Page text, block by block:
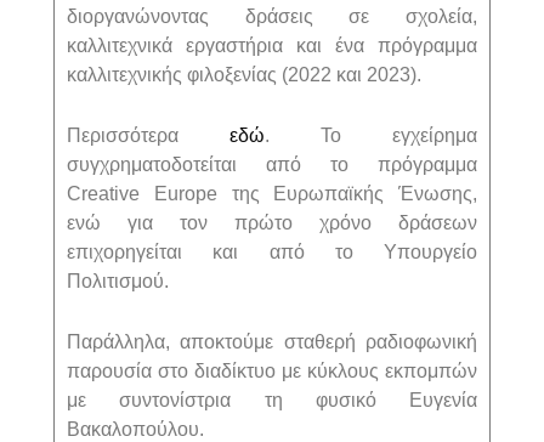
διοργανώνοντας δράσεις σε σχολεία,
καλλιτεχνικά εργαστήρια και ένα πρόγραμμα
καλλιτεχνικής φιλοξενίας (2022 και 2023).
Περισσότεραεδώ. Το εγχείρημα
συγχρηματοδοτείται από το πρόγραμμα
Creative Europe της Ευρωπαϊκής Ένωσης,
ενώ για τον πρώτο χρόνο δράσεων
επιχορηγείται και από το Υπουργείο
Πολιτισμού.
Παράλληλα, αποκτούμε σταθερή ραδιοφωνική
παρουσία στο διαδίκτυο με κύκλους εκπομπών
με συντονίστρια τη φυσικό Ευγενία
Βακαλοπούλου.